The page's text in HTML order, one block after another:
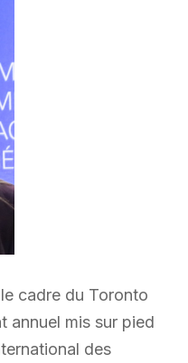
cadre du Toronto
annuel mis sur pied
des